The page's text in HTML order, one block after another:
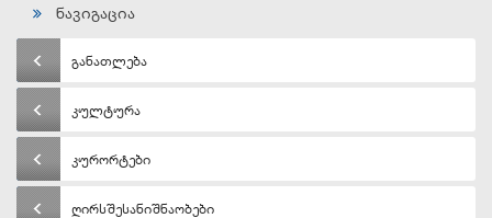
ნავიგაცია
განათლება
კულტურა
კურორტები
ღირსშესანიშნაობები